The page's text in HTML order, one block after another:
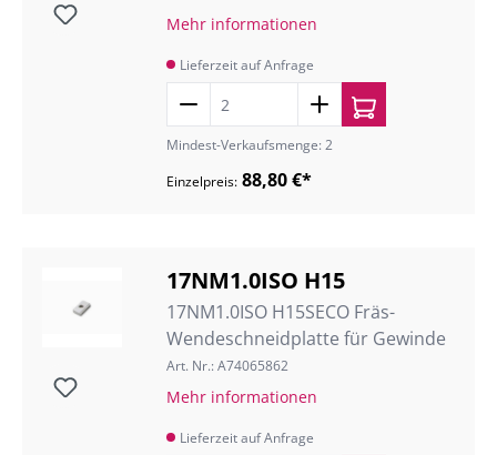
Mehr informationen
Lieferzeit auf Anfrage
Mindest-Verkaufsmenge: 2
Einzelpreis: 88,80 €*
17NM1.0ISO H15
17NM1.0ISO H15SECO Fräs-
Wendeschneidplatte für Gewinde
Art. Nr.: A74065862
Mehr informationen
Lieferzeit auf Anfrage